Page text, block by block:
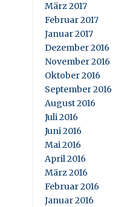
März 2017
Februar 2017
Januar 2017
Dezember 2016
November 2016
Oktober 2016
September 2016
August 2016
Juli 2016
Juni 2016
Mai 2016
April 2016
März 2016
Februar 2016
Januar 2016